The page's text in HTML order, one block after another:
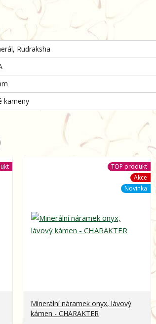
Rudraksha
kameny
TOP produkt
Akce
Novinka
Minerální náramek onyx, lávový
kámen - CHARAKTER